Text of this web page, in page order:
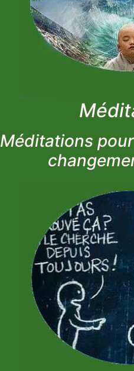
Méditations